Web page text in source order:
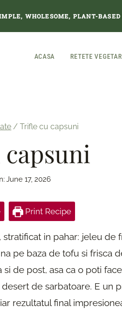
WHOLESOME, PLANT-
ACASA RETETE
/ Trifle cu capsuni
June 17, 2026
Print Recipe
in pahar: jeleu de
pe baza de tofu si frisca
de post, asa ca o poti
de sarbatoare. E un
rezultatul final